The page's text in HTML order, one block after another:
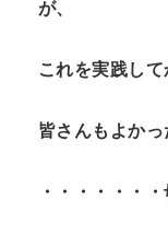
が、
これを実践し
皆さんもよかっ
・・・・・・・